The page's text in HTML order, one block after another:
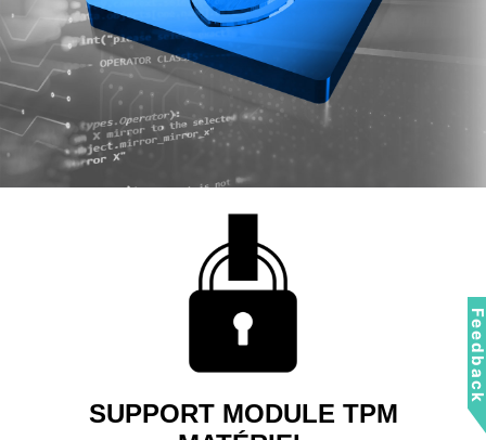
SUPPORT MODULE TPM